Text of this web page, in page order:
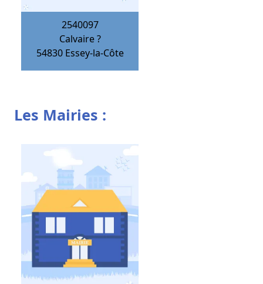
2540097
Calvaire ?
54830 Essey-la-Côte
Les Mairies :